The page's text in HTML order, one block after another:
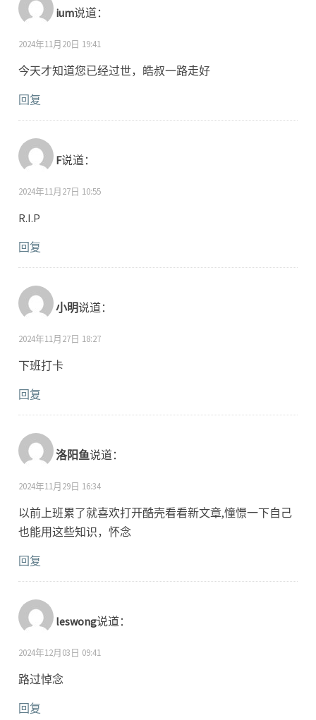
ium说道：
2024年11月20日 19:41
今天才知道您已经过世，皓叔一路走好
回复
F说道：
2024年11月27日 10:55
R.I.P
回复
小明说道：
2024年11月27日 18:27
下班打卡
回复
洛阳鱼说道：
2024年11月29日 16:34
以前上班累了就喜欢打开酷壳看看新文章,憧憬一下自己
也能用这些知识，怀念
回复
leswong说道：
2024年12月03日 09:41
路过悼念
回复